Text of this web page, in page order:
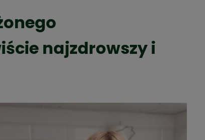
najzdrowszy i